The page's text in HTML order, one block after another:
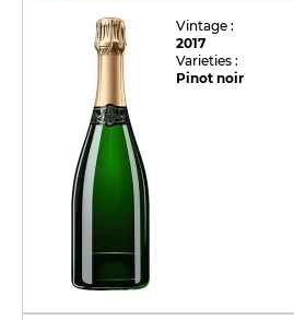
Vintage :
2017
Varieties :
Pinot noir